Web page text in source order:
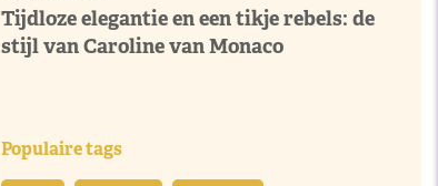
Tijdloze elegantie en een tikje rebels: de
stijl van Caroline van Monaco
Populaire tags